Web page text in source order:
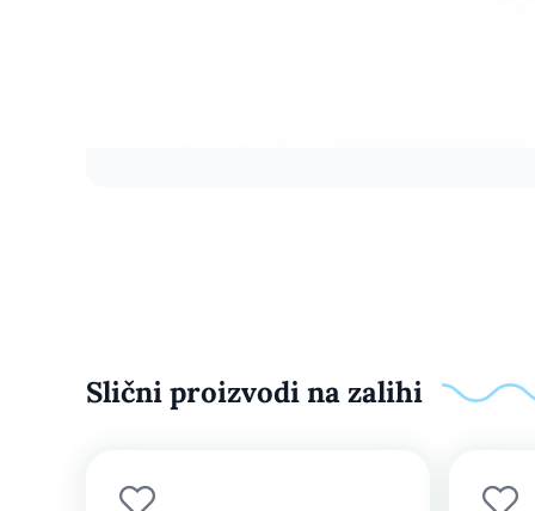
Slični proizvodi na zalihi